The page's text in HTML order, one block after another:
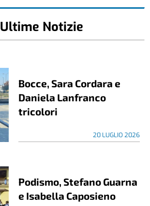
Ultime Notizie
Bocce, Sara Cordara e
Daniela Lanfranco
tricolori
20 LUGLIO 2026
Podismo, Stefano Guarna
e Isabella Caposieno